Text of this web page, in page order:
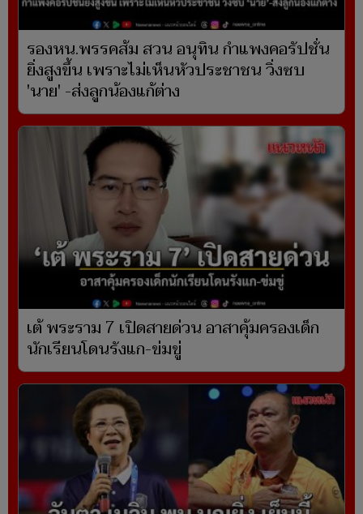
รองหน.พรรคส้ม สวน อนุทิน กำแพงคอรัปชั่น
ยิ่งสูงขึ้น เพราะไม่เห็นหัวประชาชน วิ่งซบ
'นาย' -ส่งลูกน้องแก้ต่าง
เต้ พระราม 7 เปิดสายด่วน อาสาคุ้มครองเด็ก
นักเรียนโดนรังแก-ข่มขู่